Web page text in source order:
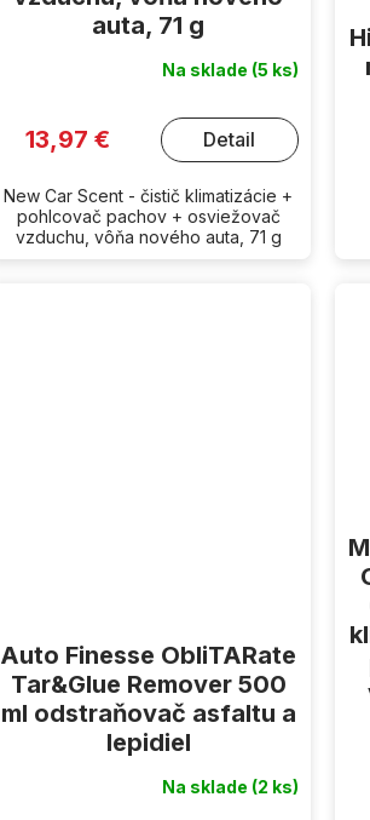
auta, 71 g
Na sklade (5 ks)
13,97 € Detail
New Car Scent - čistič klimatizácie +
pohlcovač pachov + osviežovač
vzduchu, vôňa nového auta, 71 g
Auto Finesse ObliTARate
Tar&Glue Remover 500
ml odstraňovač asfaltu a
lepidiel
Na sklade (2 ks)